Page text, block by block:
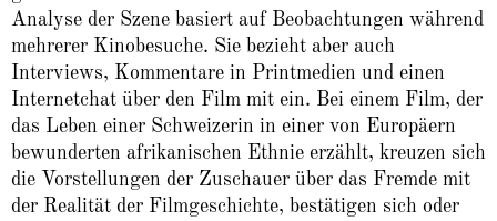
Analyse der Szene basiert auf Beobachtungen während
mehrerer Kinobesuche. Sie bezieht aber auch
Interviews, Kommentare in Printmedien und einen
Internetchat über den Film mit ein. Bei einem Film, der
das Leben einer Schweizerin in einer von Europäern
bewunderten afrikanischen Ethnie erzählt, kreuzen sich
die Vorstellungen der Zuschauer über das Fremde mit
der Realität der Filmgeschichte, bestätigen sich oder